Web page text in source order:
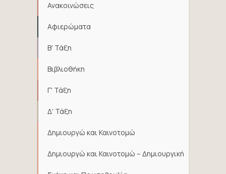
Ανακοινώσεις
Αφιερώματα
Β' Τάξη
Βιβλιοθήκη
Γ' Τάξη
Δ' Τάξη
Δημιουργώ και Καινοτομώ
Δημιουργώ και Καινοτομώ – Δημιουργική